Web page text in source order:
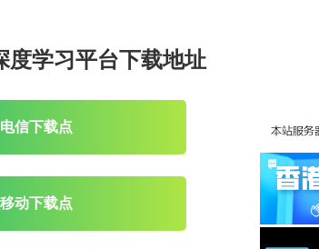
度学习平台下载地址
电信下载点
移动下载点